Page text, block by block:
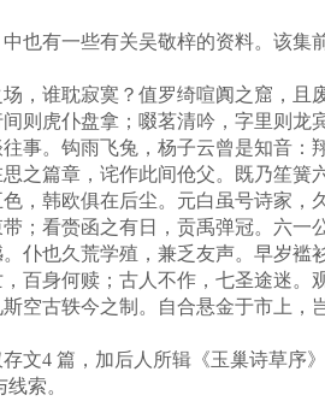
有一些有关吴敬梓的资料。该集
谁耽寂寞？值罗绮喧阗之窟，且
则虎仆盘拿；啜茗清吟，字里则龙
事。钩雨飞兔，杨子云曾是知音：
之篇章，诧作此间伧父。既乃笙簧
，韩欧俱在后尘。元白虽号诗家，
；看赍函之有日，贡禹弹冠。六一
也久荒学殖，兼乏友声。早岁褴
百身何赎；古人不作，七圣途迷。
空古轶今之制。自合悬金于市上
4 篇，加后人所辑《玉巢诗草序
索。